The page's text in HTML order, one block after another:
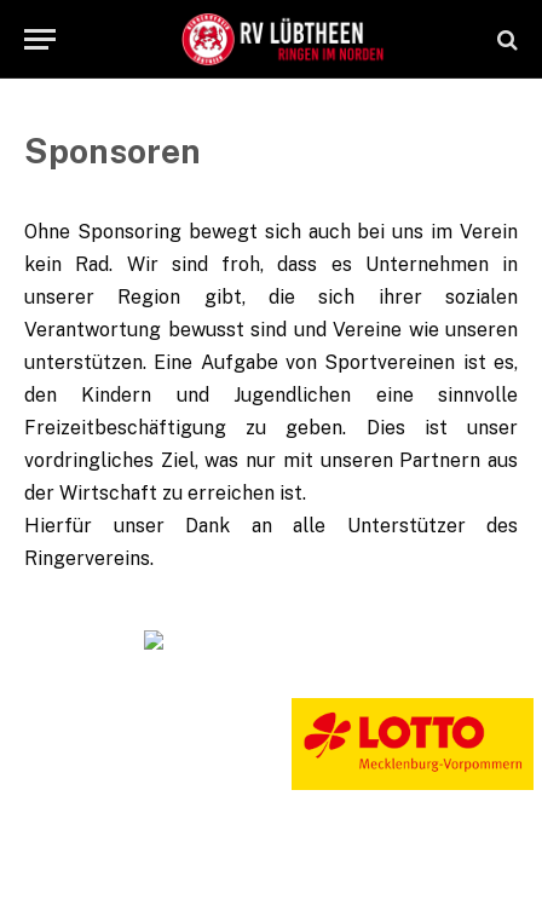
Sponsoren
Ohne Sponsoring bewegt sich auch bei uns im Verein
kein Rad. Wir sind froh, dass es Unternehmen in
unserer Region gibt, die sich ihrer sozialen
Verantwortung bewusst sind und Vereine wie unseren
unterstützen. Eine Aufgabe von Sportvereinen ist es,
den Kindern und Jugendlichen eine sinnvolle
Freizeitbeschäftigung zu geben. Dies ist unser
vordringliches Ziel, was nur mit unseren Partnern aus
der Wirtschaft zu erreichen ist.
Hierfür unser Dank an alle Unterstützer des
Ringervereins.